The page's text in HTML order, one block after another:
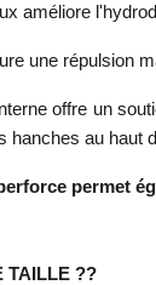
améliore
une répulsion
offre un
hanches au
permet
TAILLE ??